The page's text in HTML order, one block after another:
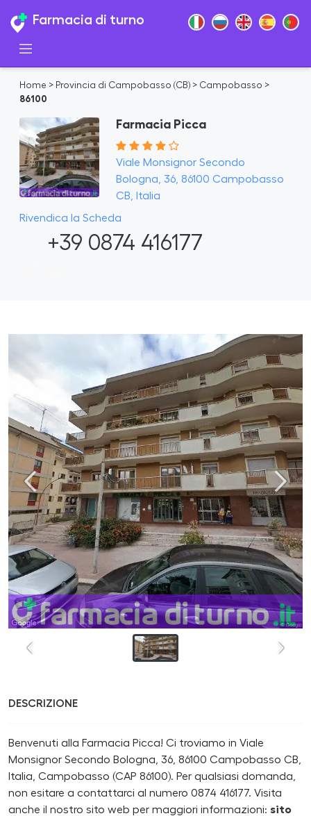
Farmacia di turno
Home > Provincia di Campobasso (CB) > Campobasso >
86100
Farmacia Picca
Viale Monsignor Secondo
Bologna, 36, 86100 Campobasso
CB, Italia
Rivendica la Scheda
+39 0874 416177
DESCRIZIONE
Benvenuti alla Farmacia Picca! Ci troviamo in Viale
Monsignor Secondo Bologna, 36, 86100 Campobasso CB,
Italia, Campobasso (CAP 86100). Per qualsiasi domanda,
non esitare a contattarci al numero 0874 416177. Visita
anche il nostro sito web per maggiori informazioni: sito